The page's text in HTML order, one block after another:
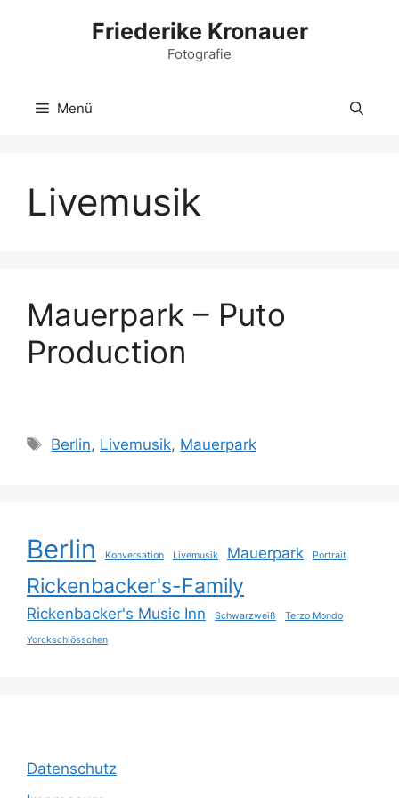
Friederike Kronauer
Fotografie
Menü
Livemusik
Mauerpark – Puto
Production
Schlagwörter
Berlin, Livemusik, Mauerpark
Berlin Konversation Livemusik Mauerpark Portrait
Rickenbacker's-Family
Rickenbacker's Music Inn Schwarzweiß Terzo Mondo
Yorckschlösschen
Datenschutz